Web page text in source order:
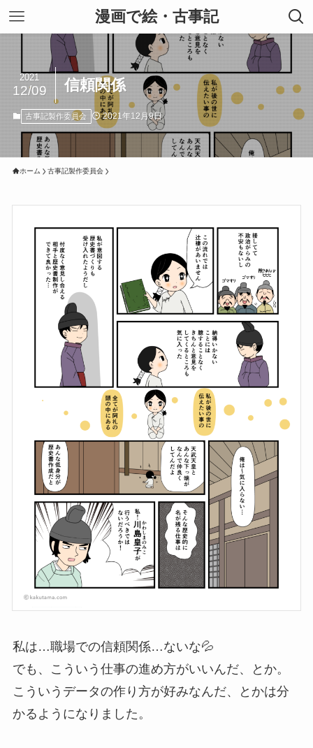
漫画で絵・古事記
信頼関係
2021
12/09
古事記製作委員会 2021年12月9日
ホーム 古事記製作委員会
私は…職場での信頼関係…ないな💦
でも、こういう仕事の進め方がいいんだ、とか。
こういうデータの作り方が好みなんだ、とかは分
かるようになりました。